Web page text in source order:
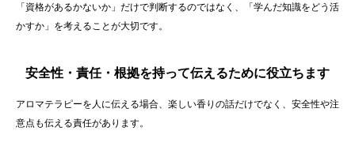
「資格があるかないか」だけで判断するのではなく、「学んだ知識をどう活
かすか」を考えることが大切です。
安全性・責任・根拠を持って伝えるために役立ちます
アロマテラピーを人に伝える場合、楽しい香りの話だけでなく、安全性や注
意点も伝える責任があります。